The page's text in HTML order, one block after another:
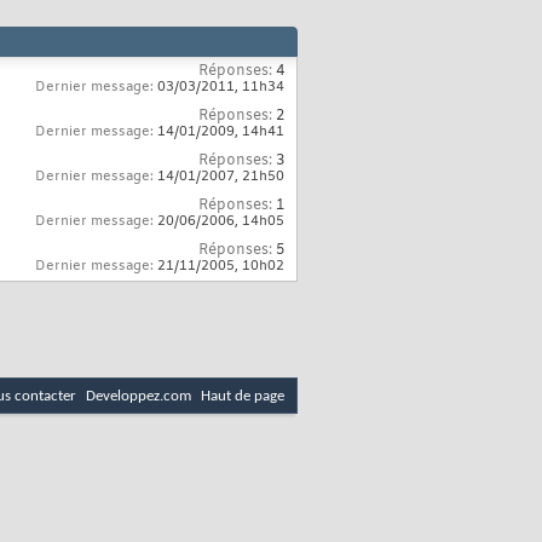
Réponses:4
Dernier message: 03/03/2011, 11h34
Réponses: 2
Dernier message: 14/01/2009, 14h41
Réponses: 3
Dernier message: 14/01/2007, 21h50
Réponses: 1
Dernier message: 20/06/2006, 14h05
Réponses: 5
Dernier message: 21/11/2005, 10h02
contacter Developpez.com Haut de page